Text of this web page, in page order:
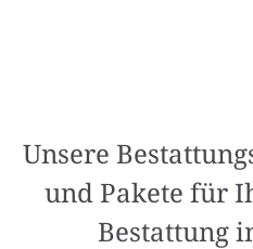
Unsere
und Pakete für
Bestattung